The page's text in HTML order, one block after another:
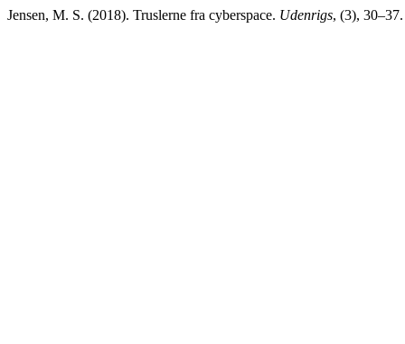
Jensen, M. S. (2018). Truslerne fra cyberspace. Udenrigs, (3),